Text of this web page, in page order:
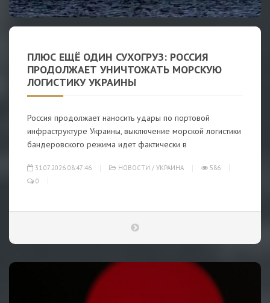
ПЛЮС ЕЩЁ ОДИН СУХОГРУЗ: РОССИЯ
ПРОДОЛЖАЕТ УНИЧТОЖАТЬ МОРСКУЮ
ЛОГИСТИКУ УКРАИНЫ
Россия продолжает наносить удары по портовой
инфраструктуре Украины, выключение морской логистики
бандеровского режима идет фактически в
31.07.2026 08:47:46 НОВОСТИ / УКРАИНА
586
0